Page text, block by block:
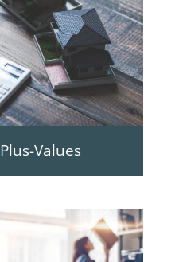
Values